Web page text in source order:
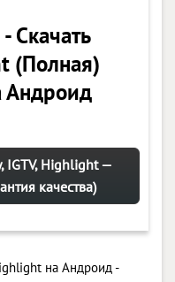
Скачать
(Полная)
Андроид
IGTV, Highlight —
качества)
на Андроид -